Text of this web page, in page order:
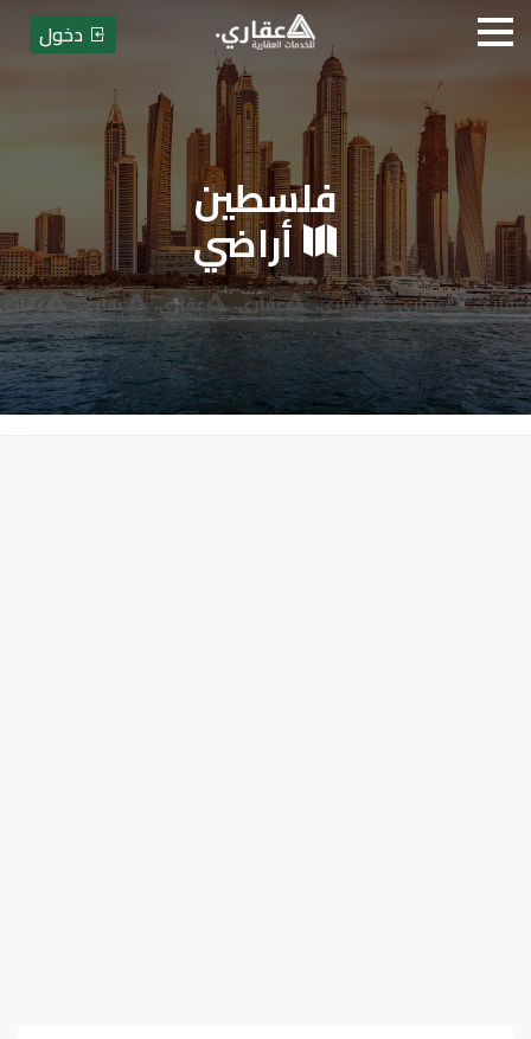
عقاري للخدمات العقارية
فلسطين
أراضي
دخول